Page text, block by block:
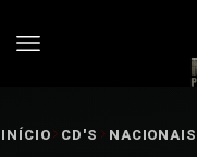
INÍCIO CD'S NACIONAIS